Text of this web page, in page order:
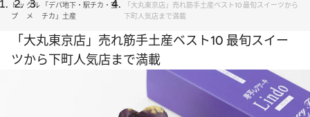
トッ
プ
グル
メ
「デパ地下・駅チカ・空
チカ」土産
「大丸東京店」売れ筋手土産ベスト10 最旬スイーツから
下町人気店まで満載
「大丸東京店」売れ筋手土産ベスト10 最旬スイー
ツから下町人気店まで満載